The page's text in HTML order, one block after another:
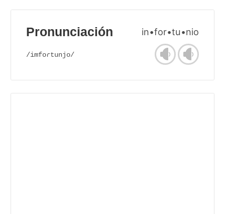
Pronunciación in•for•tu•nio
/imfoɾtunjo/